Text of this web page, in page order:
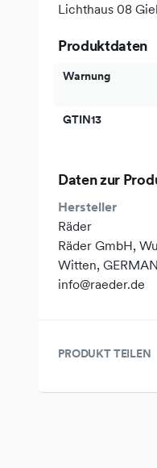
Lichthaus 08
Produktdaten
Warnung
GTIN13
Daten zur
Hersteller
Räder
Räder GmbH,
Witten,
info@raeder.de
PRODUKT TEILEN